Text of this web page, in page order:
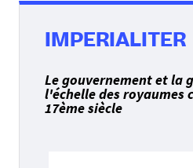
IMPERIALITER
Le gouvernement et la
l'échelle des royaumes
17ème siècle